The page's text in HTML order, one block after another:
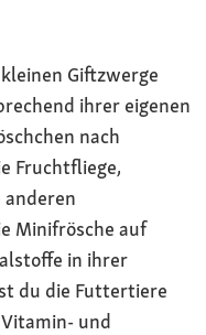
Giftzwerge
ihrer eigenen
nach
Fruchtfliege,
anderen
Minifrösche auf
in ihrer
du die Futtertiere
und